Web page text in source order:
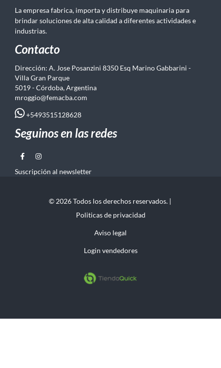
La empresa fabrica, importa y distribuye maquinaria para
brindar soluciones de alta calidad a diferentes actividades e
industrias.
Contacto
Dirección: A. Jose Posanzini 8350 Esq Marino Gabbarini -
Villa Gran Parque
5019 - Córdoba, Argentina
mroggio@femacba.com
+5493515128628
Seguinos en las redes
Suscripción al newsletter
© 2026 Todos los derechos reservados. |
Politicas de privacidad
Aviso legal
Login vendedores